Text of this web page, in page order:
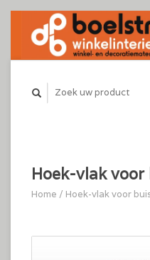
Hoek-vlak
Home / Hoek-vlak voor